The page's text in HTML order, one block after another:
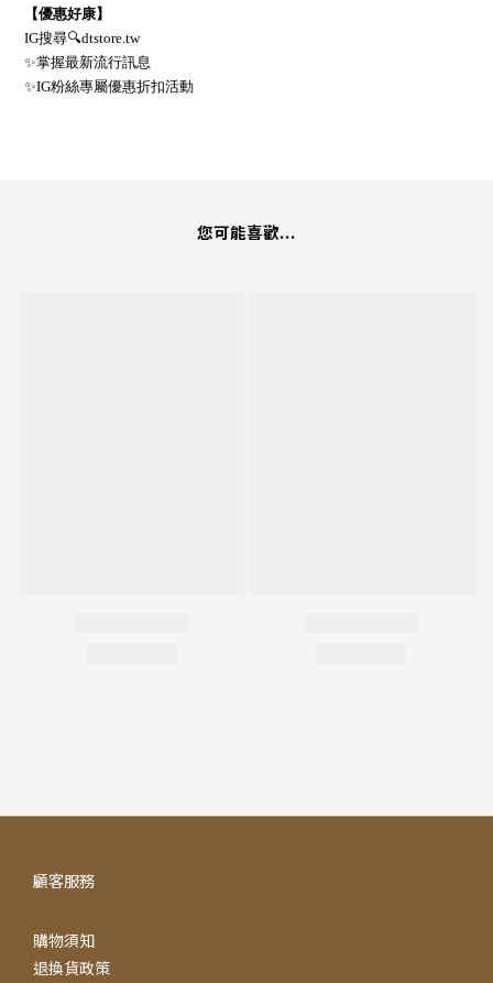
【優惠好康】
IG搜尋🔍dtstore.tw
✨掌握最新流行訊息
✨IG粉絲專屬優惠折扣活動
您可能喜歡...
顧客服務
購物須知
退換貨政策